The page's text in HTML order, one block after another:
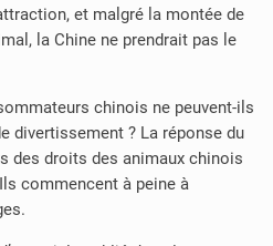
et malgré la montée de
la Chine ne prendrait pas le
chinois ne peuvent-ils
divertissement ? La réponse du
des droits des animaux chinois
commencent à peine à